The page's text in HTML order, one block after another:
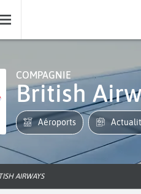
COMPAGNIE
British
Aéroports
AIRWAYS